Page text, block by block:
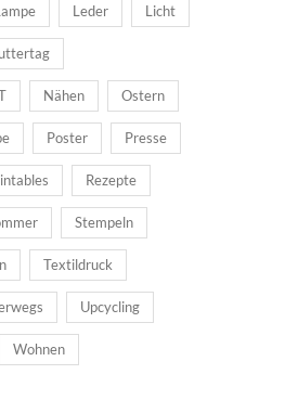
Leder Licht
Nähen Ostern
Poster Presse
Rezepte
Stempeln
Textildruck
Upcycling
Wohnen